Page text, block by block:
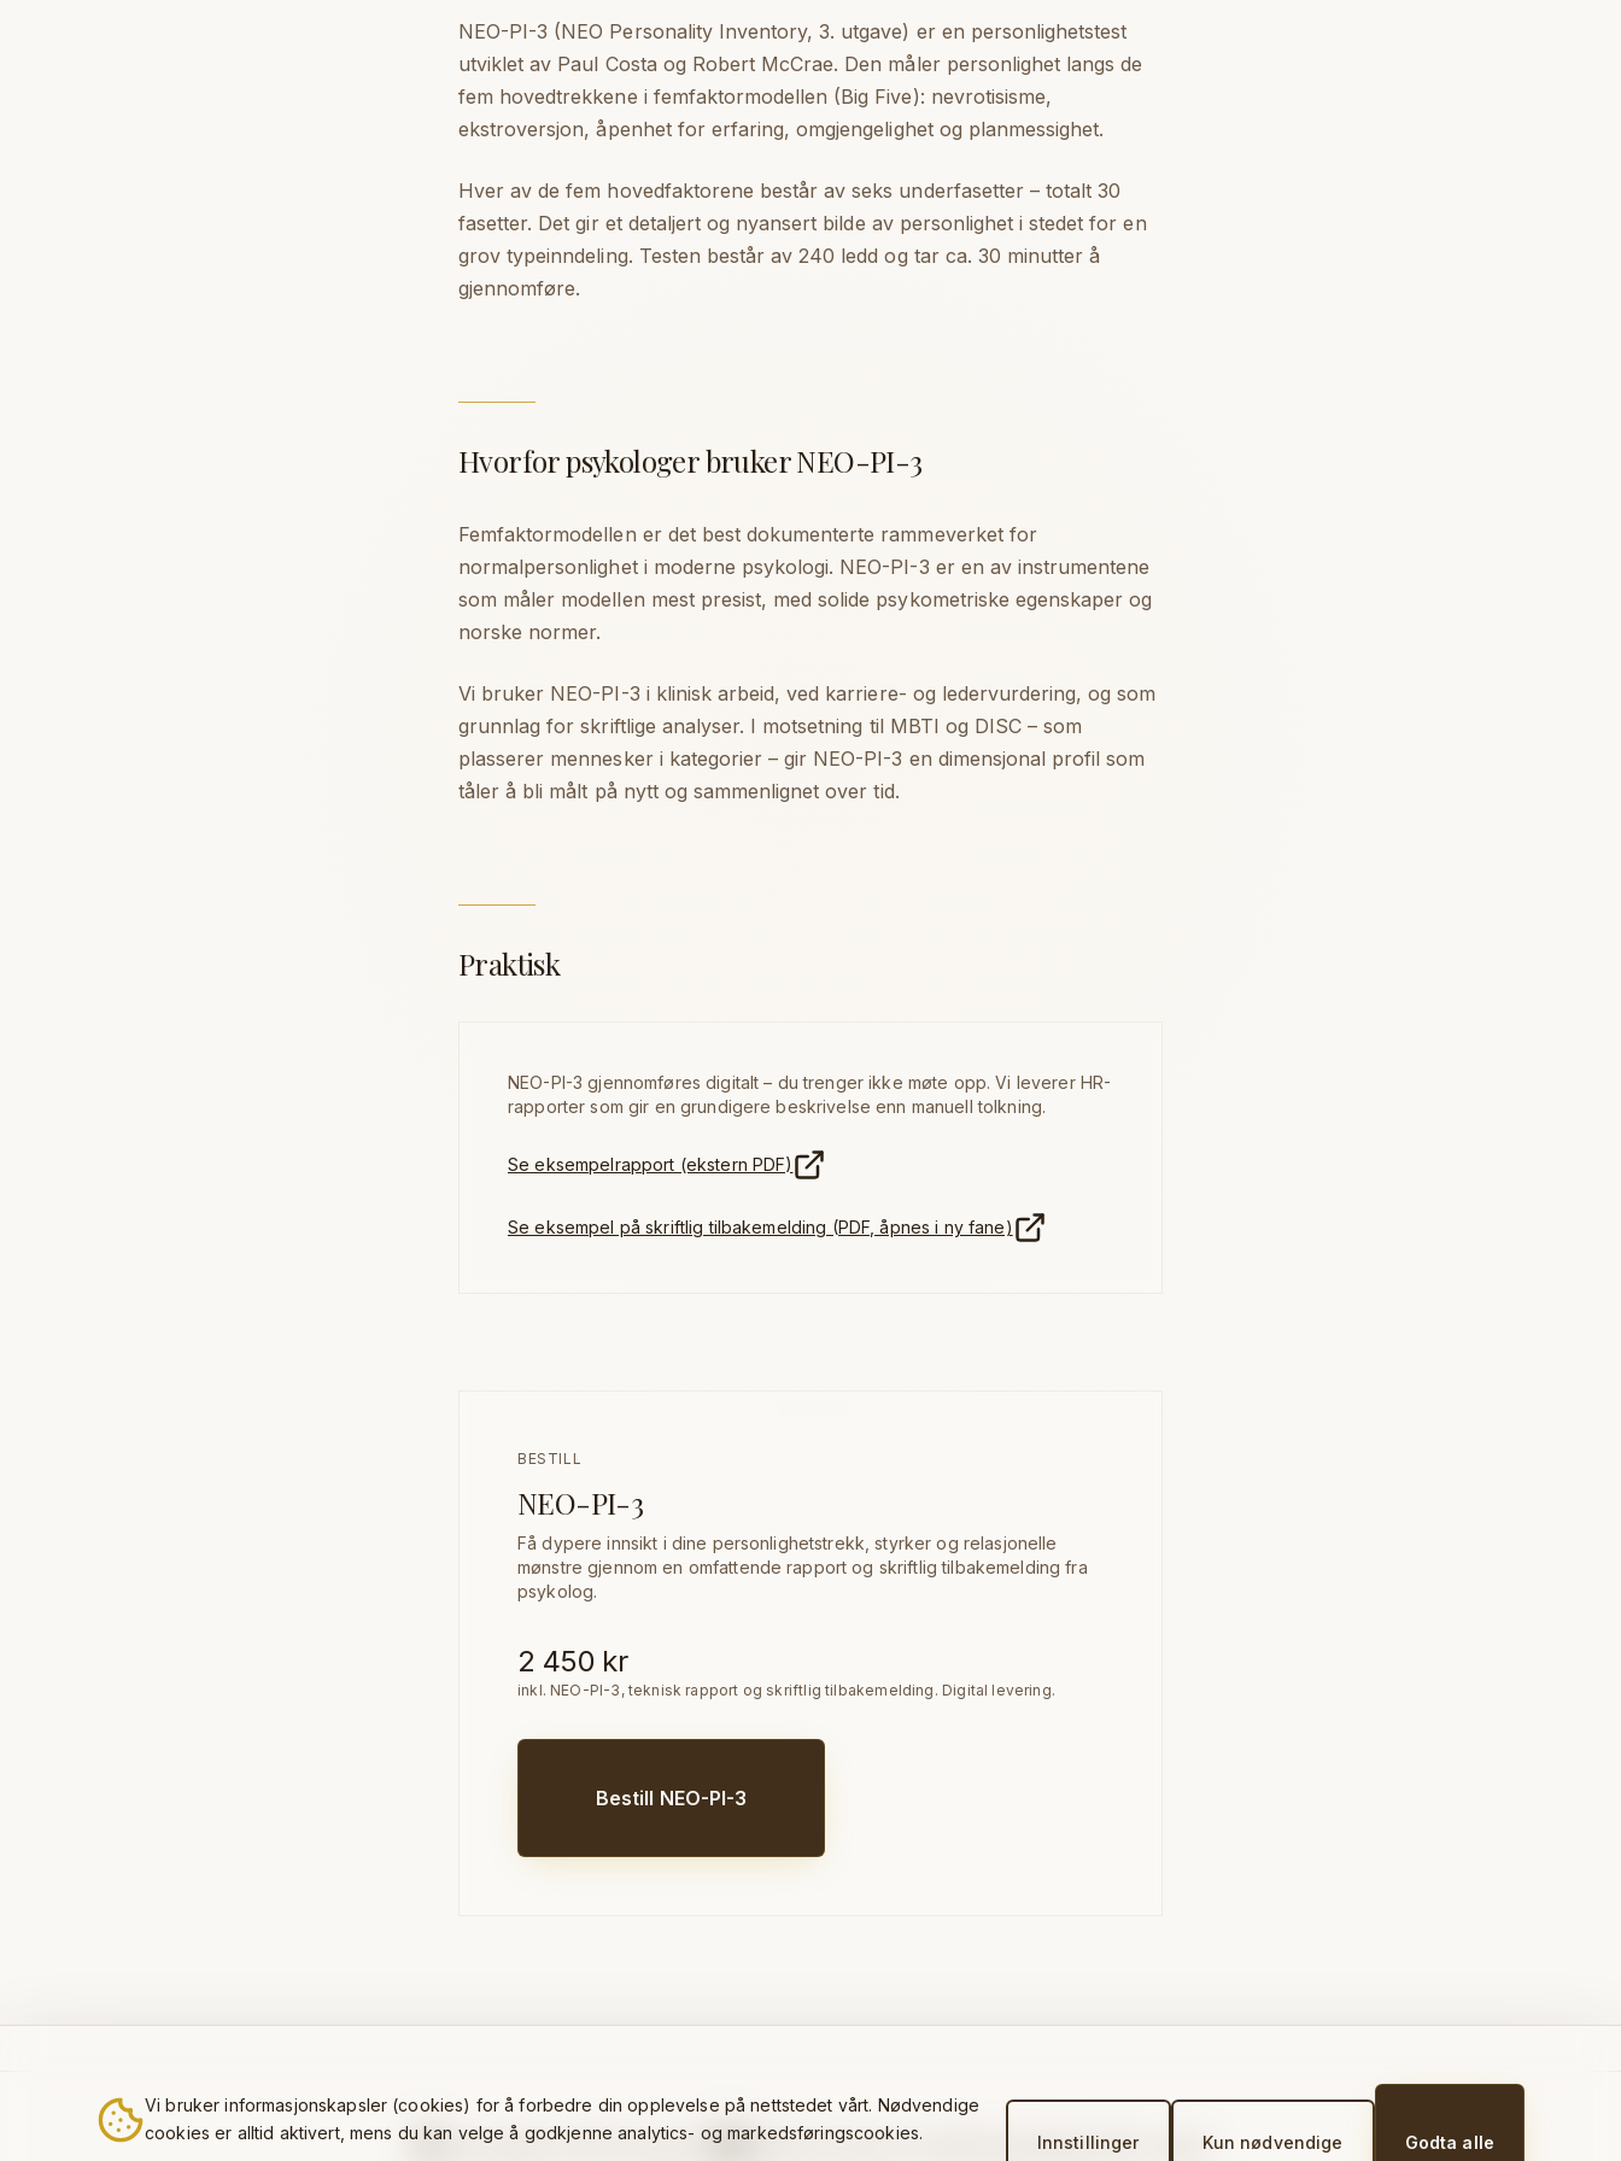
Vi bruker informasjonskapsler (cookies) for å forbedre din opplevelse på nettstedet vårt. Nødvendige
cookies er alltid aktivert, mens du kan velge å godkjenne analytics- og markedsføringscookies.
Innstillinger Kun nødvendige Godta alle
NEO-PI-3 (NEO Personality Inventory, 3. utgave) er en personlighetstest
utviklet av Paul Costa og Robert McCrae. Den måler personlighet langs de
fem hovedtrekkene i femfaktormodellen (Big Five): nevrotisisme,
ekstroversjon, åpenhet for erfaring, omgjengelighet og planmessighet.
Hver av de fem hovedfaktorene består av seks underfasetter – totalt 30
fasetter. Det gir et detaljert og nyansert bilde av personlighet i stedet for en
grov typeinndeling. Testen består av 240 ledd og tar ca. 30 minutter å
gjennomføre.
Hvorfor psykologer bruker NEO-PI-3
Femfaktormodellen er det best dokumenterte rammeverket for
normalpersonlighet i moderne psykologi. NEO-PI-3 er en av instrumentene
som måler modellen mest presist, med solide psykometriske egenskaper og
norske normer.
Vi bruker NEO-PI-3 i klinisk arbeid, ved karriere- og leder­vurdering, og som
grunnlag for skriftlige analyser. I motsetning til MBTI og DISC – som
plasserer mennesker i kategorier – gir NEO-PI-3 en dimensjonal profil som
tåler å bli målt på nytt og sammenlignet over tid.
Praktisk
NEO-PI-3 gjennomføres digitalt – du trenger ikke møte opp. Vi leverer HR-
rapporter som gir en grundigere beskrivelse enn manuell tolkning.
Se eksempelrapport (ekstern PDF)
Se eksempel på skriftlig tilbakemelding (PDF, åpnes i ny fane)
BESTILL
NEO-PI-3
Få dypere innsikt i dine personlighetstrekk, styrker og relasjonelle
mønstre gjennom en omfattende rapport og skriftlig tilbakemelding fra
psykolog.
2 450 kr
inkl. NEO-PI-3, teknisk rapport og skriftlig tilbakemelding. Digital levering.
Bestill NEO-PI-3
Sverresgate 19, 3921 Porsgrunn • • Personvern • Psykologene på St. Joseph